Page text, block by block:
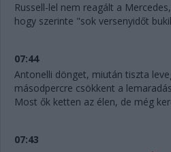
Russell-lel nem reagált a
hogy szerinte "sok versenyidőt
07:44
Antonelli dönget, miután tiszta
másodpercre csökkent a
Most ők ketten az élen, de még
07:43